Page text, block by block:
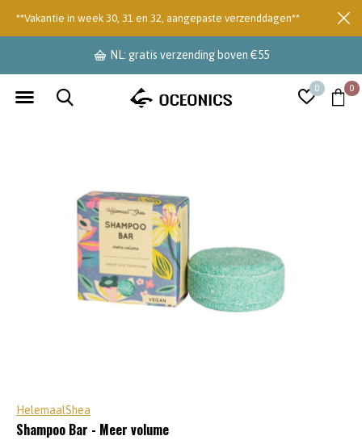
0 0
NL: gratis verzending boven €55
**Vakantie in week 30, 31 en 32, aangepaste verzenddagen**
HelemaalShea
Shampoo Bar - Meer volume